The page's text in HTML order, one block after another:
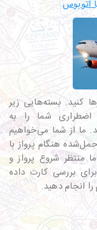
اتوبوس
کنید. بسته‌‌هایی زیر
اضطراری شما را به
ما از شما می‌خواهیم
هنگام پرواز با
منتظر شروع پرواز و
بررسی کارت داده
انجام دهید.